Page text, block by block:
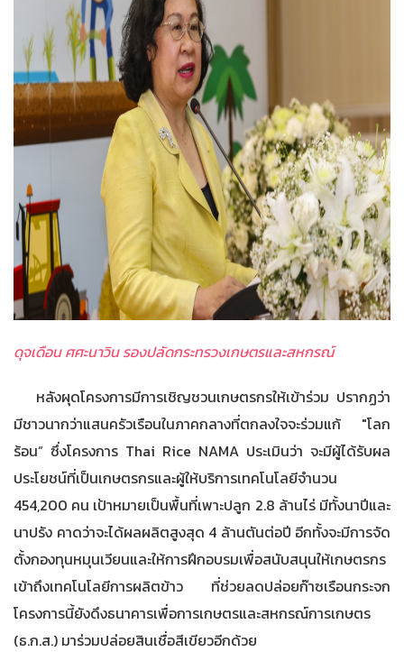
ดุจเดือน ศศะนาวิน รองปลัดกระทรวงเกษตรและสหกรณ์
หลังผุดโครงการมีการเชิญชวนเกษตรกรให้เข้าร่วม ปรากฏว่า
มีชาวนากว่าแสนครัวเรือนในภาคกลางที่ตกลงใจจะร่วมแก้ "โลก
ร้อน” ซึ่งโครงการ Thai Rice NAMA ประเมินว่า จะมีผู้ได้รับผล
ประโยชน์ที่เป็นเกษตรกรและผู้ให้บริการเทคโนโลยีจำนวน
454,200 คน เป้าหมายเป็นพื้นที่เพาะปลูก 2.8 ล้านไร่ มีทั้งนาปีและ
นาปรัง คาดว่าจะได้ผลผลิตสูงสุด 4 ล้านตันต่อปี อีกทั้งจะมีการจัด
ตั้งกองทุนหมุนเวียนและให้การฝึกอบรมเพื่อสนับสนุนให้เกษตรกร
เข้าถึงเทคโนโลยีการผลิตข้าว ที่ช่วยลดปล่อยก๊าซเรือนกระจก
โครงการนี้ยังดึงธนาคารเพื่อการเกษตรและสหกรณ์การเกษตร
(ธ.ก.ส.) มาร่วมปล่อยสินเชื่อสีเขียวอีกด้วย